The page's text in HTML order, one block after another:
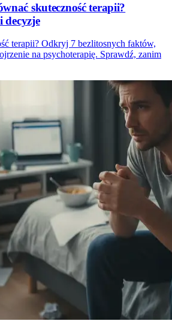
skuteczność terapii?
decyzje
terapii? Odkryj 7 bezlitosnych faktów,
na psychoterapię. Sprawdź, zanim